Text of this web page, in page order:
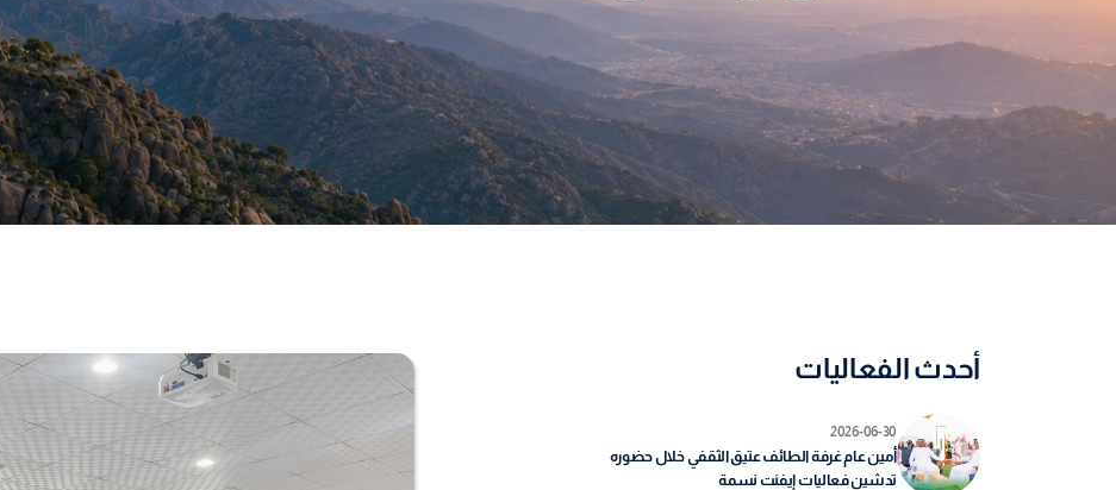
أحدث الفعاليات
2026-06-30
أمين عام غرفة الطائف عتيق الثقفي خلال حضوره
تدشين فعاليات إيفنت نسمة